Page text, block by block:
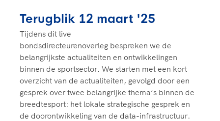
Groot en het Nederlands Elftal. Of met trots te
genieten van de karatewedstrijd van je dochter,
de halve marathon van je moeder of de
hockeywedstrijd van je buurjongen.
Lees verder
Samen voor een veilige
sportomgeving
Voor welk gedrag staat de club? Wat mag wel
langs de lijn, in de kleedkamer, kantine en online?
En wat mag vooral niet? Een gedragscode geeft
hier richting aan en is dus een belangrijk
onderdeel van het clubbeleid rondom gewenst en
ongewenst gedrag.
ontwikkelprogramma voor de volgende functies
binnen TeamNL programma's: experts, coaches,
bestuurders, (technisch) directeuren, managers en
toekomstig kader.
Lees verder
Terugblik 12 maart '25
Tijdens dit live
bondsdirecteurenoverleg bespreken we de
belangrijkste actualiteiten en ontwikkelingen
binnen de sportsector. We starten met een kort
overzicht van de actualiteiten, gevolgd door een
gesprek over twee belangrijke thema’s binnen de
breedtesport: het lokale strategische gesprek en
de doorontwikkeling van de data-infrastructuur.